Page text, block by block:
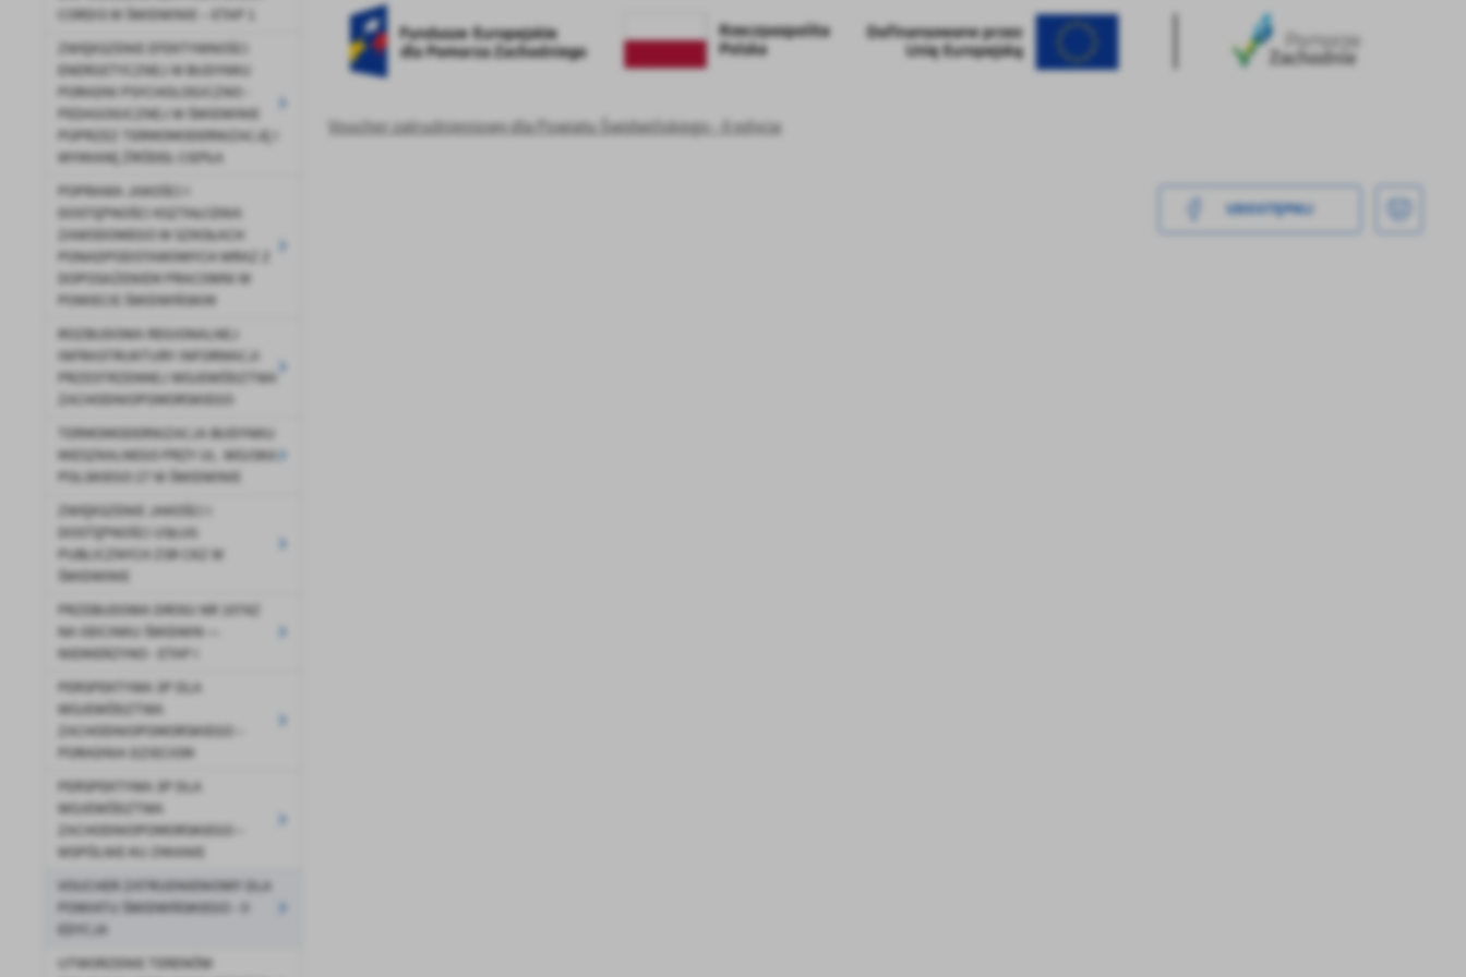
CORDIS W ŚWIDWINIE – ETAP 1
ZWIĘKSZENIE EFEKTYWNOŚCI
ENERGETYCZNEJ W BUDYNKU
PORADNI PSYCHOLOGICZNO -
PEDAGOGICZNEJ W ŚWIDWINIE
POPRZEZ TERMOMODERNIZACJĘ I
WYMIANĘ ŹRÓDEŁ CIEPŁA
POPRAWA JAKOŚCI I
DOSTĘPNOŚCI KSZTAŁCENIA
ZAWODOWEGO W SZKOŁACH
PONADPODSTAWOWYCH WRAZ Z
DOPOSAŻENIEM PRACOWNI W
POWIECIE ŚWIDWIŃSKIM
ROZBUDOWA REGIONALNEJ
INFRASTRUKTURY INFORMACJI
PRZESTRZENNEJ WOJEWÓDZTWA
ZACHODNIOPOMORSKIEGO
TERMOMODERNIZACJA BUDYNKU
MIESZKALNEGO PRZY UL. WOJSKA
POLSKIEGO 27 W ŚWIDWINIE
ZWIĘKSZENIE JAKOŚCI I
DOSTĘPNOŚCI USŁUG
PUBLICZNYCH ZSR CKZ W
ŚWIDWINIE
PRZEBUDOWA DROGI NR 1074Z
NA ODCINKU ŚWIDWIN —
NIEMIERZYNO - ETAP I
PERSPEKTYWA 3P DLA
WOJEWÓDZTWA
ZACHODNIOPOMORSKIEGO –
PORADNIA DZIECIOM
PERSPEKTYWA 3P DLA
WOJEWÓDZTWA
ZACHODNIOPOMORSKIEGO –
WSPÓLNIE KU ZMIANIE
VOUCHER ZATRUDNIENIOWY DLA
POWIATU ŚWIDWIŃSKIEGO - II
EDYCJA
UTWORZENIE TERENÓW
Voucher zatrudnieniowy dla Powiatu Świdwińskiego - II edycja
UDOSTĘPNIJ